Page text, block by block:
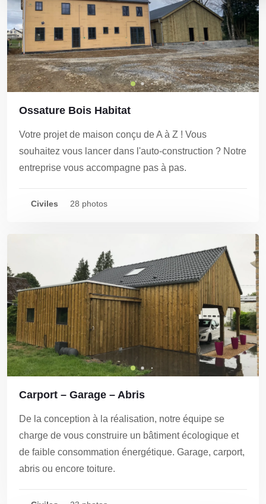
Ossature Bois Habitat
Votre projet de maison conçu de A à Z ! Vous
souhaitez vous lancer dans l'auto-construction ? Notre
entreprise vous accompagne pas à pas.
Civiles 28 photos
Carport – Garage – Abris
De la conception à la réalisation, notre équipe se
charge de vous construire un bâtiment écologique et
de faible consommation énergétique. Garage, carport,
abris ou encore toiture.